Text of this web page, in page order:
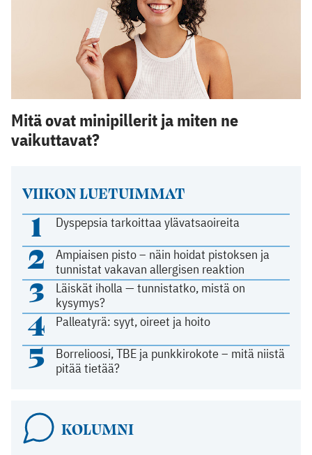
VIIKON LUETUIMMAT
1 Dyspepsia tarkoittaa ylävatsaoireita
2
Ampiaisen pisto – näin hoidat pistoksen ja
tunnistat vakavan allergisen reaktion
3
Läiskät iholla — tunnistatko, mistä on
kysymys?
4 Palleatyrä: syyt, oireet ja hoito
5
Borrelioosi, TBE ja punkkirokote – mitä niistä
pitää tietää?
KOLUMNI
Mitä ovat minipillerit ja miten ne
vaikuttavat?